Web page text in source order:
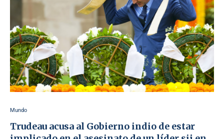
Mundo
Trudeau acusa al Gobierno indio de estar